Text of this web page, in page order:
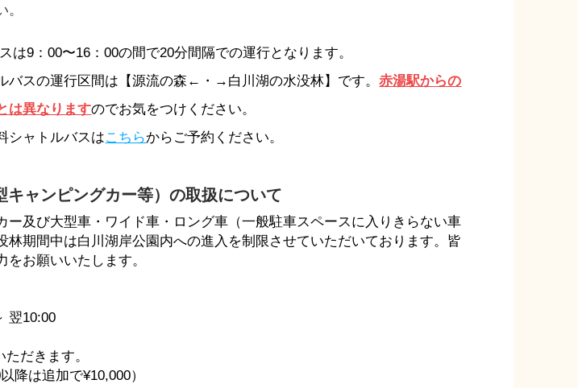
は9：00〜16：00の間で20分間隔での運行となります。
バスの運行区間は【源流の森←・→白川湖の水没林】です。赤湯駅からの
は異なりますのでお気をつけください。
シャトルバスはこちらからご予約ください。
キャンピングカー等）の取扱について
ー及び大型車・ワイド車・ロング車（一般駐車スペースに入りきらない車
林期間中は白川湖岸公園内への進入を制限させていただいております。皆
をお願いいたします。
翌10:00
だきます。
降は追加で¥10,000）